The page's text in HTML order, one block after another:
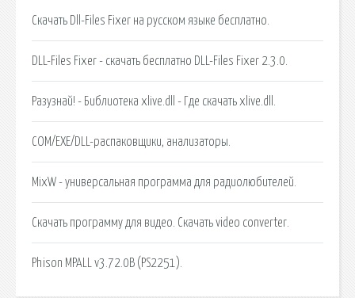
Скачать Dll-Files Fixer на русском языке бесплатно.
DLL-Files Fixer - скачать бесплатно DLL-Files Fixer 2.3.0.
Разузнай! - Библиотека xlive.dll - Где скачать xlive.dll.
COM/EXE/DLL-распаковщики, анализаторы.
MixW - универсальная программа для радиолюбителей.
Скачать программу для видео. Скачать video converter.
Phison MPALL v3.72.0B (PS2251).